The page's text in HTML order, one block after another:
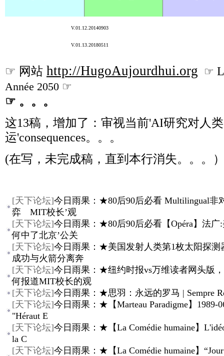
V.01.12.20140903
V.01.13.20180511
☞ 网站 http://HugoAujourdhui.org ☞
Année 2050 ☞
☞ 。。。
这13稿，增加了：审视当前'AI研究对人
运'consequences。。。
(在写，未完成稿，直到本行消失。。。
[天下论坛]今日雨果：★80后90后必看 Multilingual非
弈 MIT校长’观
[天下论坛]今日雨果：★80后90后必看【Opéra】法广
何中了北京’公关
[天下论坛]今日雨果：★美国发射人类第1枚太阳探测
成功与火箭分离奔
[天下论坛]今日雨果：★纽约时报vs万维读者网头版
何报道MIT校长的观
[天下论坛]今日雨果：★思羽：永远的罗马 | Sempre
[天下论坛]今日雨果：★【Marteau Paradigme】1989-
"Héraut E
[天下论坛]今日雨果：★【La Comédie humaine】
la C
[天下论坛]今日雨果：★【La Comédie humaine】